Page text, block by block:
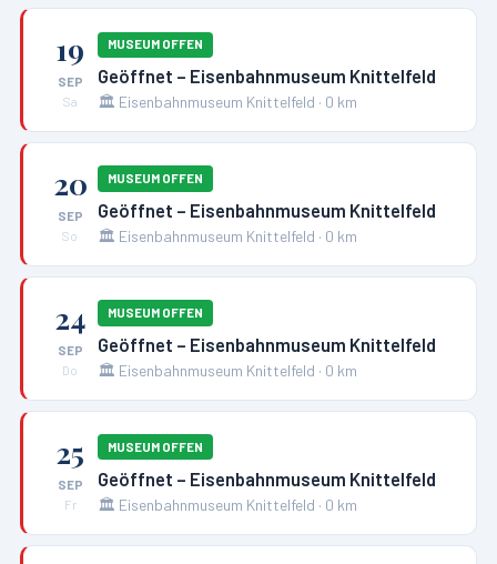
19
SEP
Sa
MUSEUM OFFEN
Geöffnet – Eisenbahnmuseum Knittelfeld
🏛️ Eisenbahnmuseum Knittelfeld · 0 km
20
SEP
So
MUSEUM OFFEN
Geöffnet – Eisenbahnmuseum Knittelfeld
🏛️ Eisenbahnmuseum Knittelfeld · 0 km
24
SEP
Do
MUSEUM OFFEN
Geöffnet – Eisenbahnmuseum Knittelfeld
🏛️ Eisenbahnmuseum Knittelfeld · 0 km
25
SEP
Fr
MUSEUM OFFEN
Geöffnet – Eisenbahnmuseum Knittelfeld
🏛️ Eisenbahnmuseum Knittelfeld · 0 km